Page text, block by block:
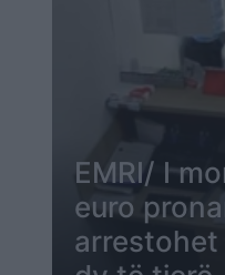
EMRI/ I
euro
arrestohet